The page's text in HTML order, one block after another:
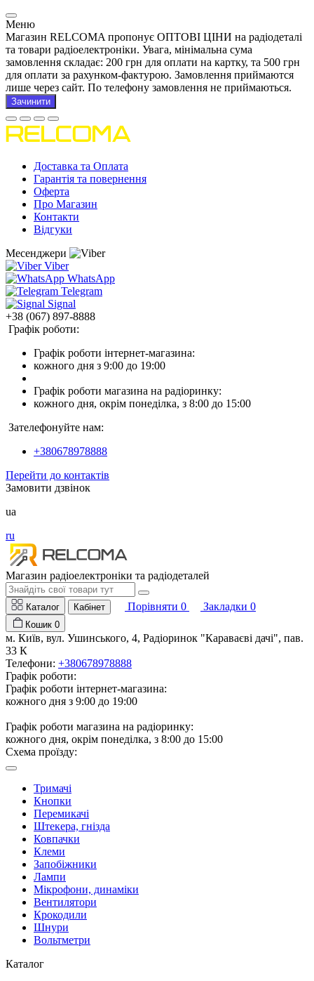
Меню
Магазин RELCOMA пропонує ОПТОВІ ЦІНИ на радіодеталі
та товари радіоелектроніки. Увага, мінімальна сума
замовлення складає: 200 грн для оплати на картку, та 500 грн
для оплати за рахунком-фактурою. Замовлення приймаются
лише через сайт. По телефону замовлення не приймаються.
Зачинити
Доставка та Оплата
Гарантія та повернення
Оферта
Про Магазин
Контакти
Відгуки
Месенджери
Viber
WhatsApp
Telegram
Signal
+38 (067) 897-8888
Графік роботи:
Графік роботи інтернет-магазина:
кожного дня з 9:00 до 19:00
Графік роботи магазина на радіоринку:
кожного дня, окрім понеділка, з 8:00 до 15:00
Зателефонуйте нам:
+380678978888
Перейти до контактів
Замовити дзвінок
ua
ru
Магазин радіоелектроніки та радіодеталей
Каталог Кабінет Порівняти 0 Закладки 0
Кошик 0
м. Київ, вул. Ушинського, 4, Радіоринок "Караваєві дачі", пав.
33 К
Телефони: +380678978888
Графік роботи:
Графік роботи інтернет-магазина:
кожного дня з 9:00 до 19:00
Графік роботи магазина на радіоринку:
кожного дня, окрім понеділка, з 8:00 до 15:00
Схема проїзду:
Тримачі
Кнопки
Перемикачі
Штекера, гнізда
Ковпачки
Клеми
Запобіжники
Лампи
Мікрофони, динаміки
Вентилятори
Крокодили
Шнури
Вольтметри
Каталог